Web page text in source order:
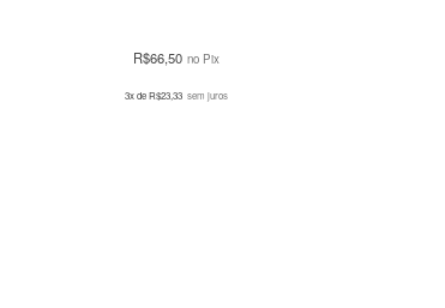
R$66,50 no Pix
3x deR$23,33 sem juros